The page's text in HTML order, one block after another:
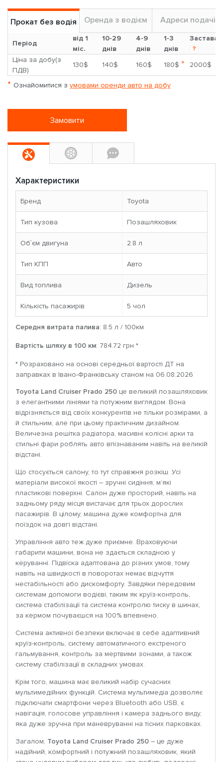
Прокат без водія Оренда з водієм Адреси подачі
Період
від 1
міс.
10-29
днів
4-9
днів
1-3
днів
Застава
?
Ціна за добу(з
ПДВ)
130$ 140$ 160$ 180$ * 2000$
* Ознайомитися з умовами оренди авто на добу
Замовити
Характеристики
Бренд Toyota
Тип кузова Позашляховик
Об`єм двигуна 2.8 л
Тип КПП Авто
Вид топлива Дизель
Кількість пасажирів 5 чoл
Середня витрата палива: 8.5 л / 100км
Вартість шляху в 100 км: 784.72 грн *
* Розраховано на основі середньої вартості ДТ на
заправках в Івано-Франківську станом на 06.08.2026
Toyota Land Cruiser Prado 250 це великий позашляховик
з елегантними лініями та потужним виглядом. Вона
відрізняється від своїх конкурентів не тільки розмірами, а
й стильним, але при цьому практичним дизайном.
Величезна решітка радіатора, масивні колісні арки та
стильні фари роблять авто впізнаваним навіть на великій
відстані.
Що стосується салону, то тут справжня розкіш. Усі
матеріали високої якості – зручні сидіння, м’які
пластикові поверхні. Салон дуже просторий, навіть на
задньому ряду місця вистачає для трьох дорослих
пасажирів. В цілому, машина дуже комфортна для
поїздок на довгі відстані.
Управління авто теж дуже приємне. Враховуючи
габарити машини, вона не здається складною у
керуванні. Підвіска адаптована до різних умов, тому
навіть на швидкості в поворотах немає відчуття
нестабільності або дискомфорту. Завдяки передовим
системам допомоги водієві, таким як круїз-контроль,
система стабілізації та система контролю тиску в шинах,
за кермом почуваєшся на 100% впевнено.
Система активної безпеки включає в себе адаптивний
круїз-контроль, систему автоматичного екстреного
гальмування, контроль за мертвими зонами, а також
систему стабілізації в складних умовах.
Крім того, машина має великий набір сучасних
мультимедійних функцій. Система мультимедіа дозволяє
підключати смартфони через Bluetooth або USB, є
навігація, голосове управління і камера заднього виду,
яка дуже зручна при маневруванні на тісних парковках.
Загалом, Toyota Land Cruiser Prado 250 – це дуже
надійний, комфортний і потужний позашляховик, який